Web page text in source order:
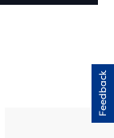
Feedback